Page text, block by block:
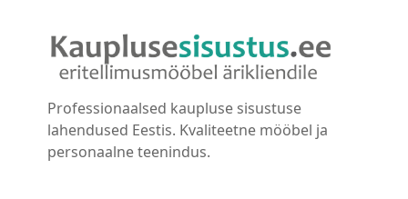
Professionaalsed kaupluse sisustuse
lahendused Eestis. Kvaliteetne mööbel ja
personaalne teenindus.